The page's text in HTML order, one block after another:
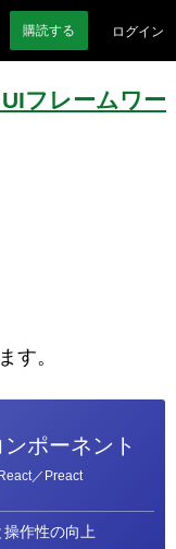
購読する ログイン
フレームワー
す。
ポーネント
／Preact
作性の向上